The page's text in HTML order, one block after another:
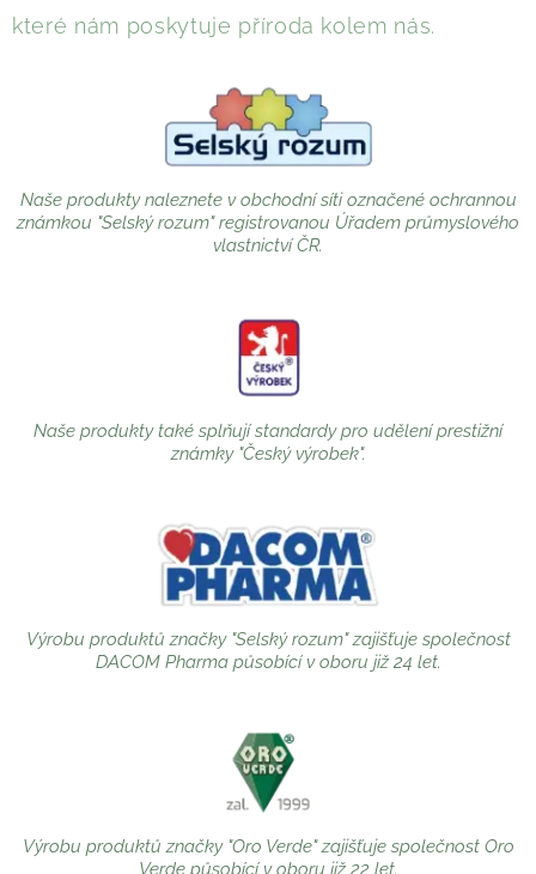
které nám poskytuje příroda kolem nás.
Naše produkty naleznete v obchodní síti označené ochrannou
známkou "Selský rozum" registrovanou Úřadem průmyslového
vlastnictví ČR.
Naše produkty také splňují standardy pro udělení prestižní
známky "Český výrobek".
Výrobu produktů značky "Selský rozum" zajišťuje společnost
DACOM Pharma působící v oboru již 24 let.
Výrobu produktů značky "Oro Verde" zajišťuje společnost Oro
Verde působící v oboru již 22 let.